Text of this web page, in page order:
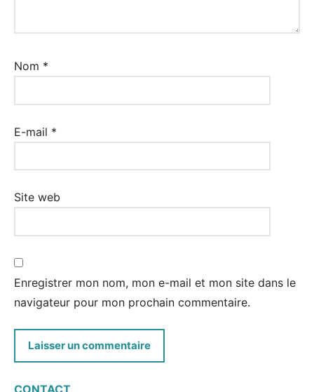
Nom *
E-mail *
Site web
Enregistrer mon nom, mon e-mail et mon site dans le
navigateur pour mon prochain commentaire.
CONTACT